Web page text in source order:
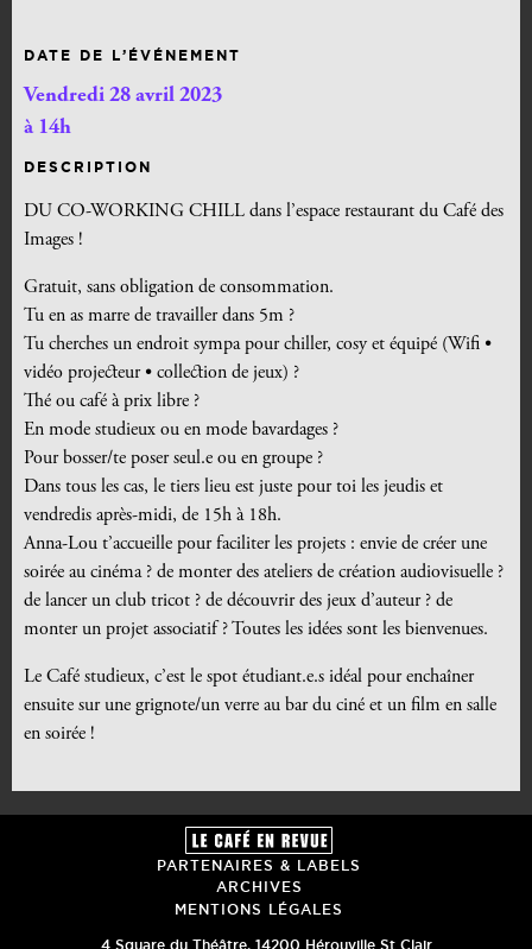
DATE DE L’ÉVÉNEMENT
Vendredi 28 avril 2023
à 14h
DESCRIPTION
DU CO-WORKING CHILL dans l’espace restaurant du Café des
Images !
Gratuit, sans obligation de consommation.
Tu en as marre de travailler dans 5m ?
Tu cherches un endroit sympa pour chiller, cosy et équipé (Wifi •
vidéo projecteur • collection de jeux) ?
Thé ou café à prix libre ?
En mode studieux ou en mode bavardages ?
Pour bosser/te poser seul.e ou en groupe ?
Dans tous les cas, le tiers lieu est juste pour toi les jeudis et
vendredis après-midi, de 15h à 18h.
Anna-Lou t’accueille pour faciliter les projets : envie de créer une
soirée au cinéma ? de monter des ateliers de création audiovisuelle ?
de lancer un club tricot ? de découvrir des jeux d’auteur ? de
monter un projet associatif ? Toutes les idées sont les bienvenues.
Le Café studieux, c’est le spot étudiant.e.s idéal pour enchaîner
ensuite sur une grignote/un verre au bar du ciné et un film en salle
en soirée !
PARTENAIRES & LABELS
ARCHIVES
MENTIONS LÉGALES
4 Square du Théâtre, 14200 Hérouville St Clair